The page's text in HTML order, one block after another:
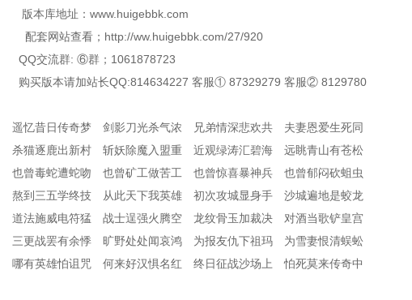
版本库地址：www.huigebbk.com
配套网站查看；http://ww.huigebbk.com/27/920
QQ交流群: ⑥群；1061878723
购买版本请加站长QQ:814634227 客服① 87329279 客服② 8129780
遥忆昔日传奇梦 剑影刀光杀气浓 兄弟情深悲欢共 夫妻恩爱生死同
杀猫逐鹿出新村 斩妖除魔入盟重 近观绿涛汇碧海 远眺青山有苍松
也曾毒蛇遭蛇吻 也曾矿工做苦工 也曾惊喜暴神兵 也曾郁闷砍蛆虫
熬到三五学终技 从此天下我英雄 初次攻城显身手 沙城遍地是蛟龙
道法施威电符猛 战士逞强火腾空 龙纹骨玉加裁决 对酒当歌铲皇宫
三更战罢有余悸 旷野处处闻哀鸿 为报友仇下祖玛 为雪妻恨清蜈蚣
哪有英雄怕诅咒 何来好汉惧名红 终日征战沙场上 怕死莫来传奇中